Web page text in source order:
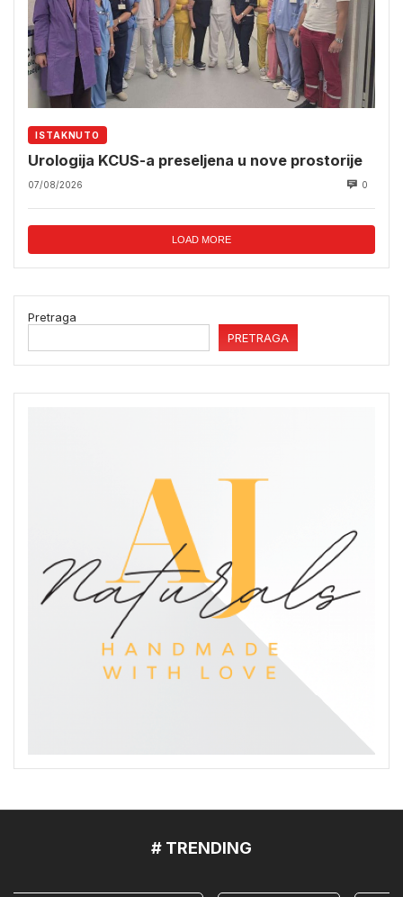
ISTAKNUTO
Urologija KCUS-a preseljena u nove prostorije
07/08/2026 0
LOAD MORE
Pretraga
PRETRAGA
# TRENDING